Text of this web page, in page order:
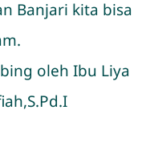
Banjari kita bisa
oleh Ibu Liya